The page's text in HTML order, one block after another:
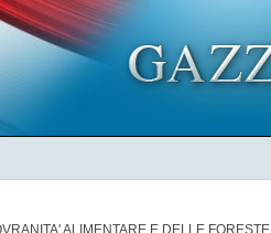
ALIMENTARE E DELLE FORESTE